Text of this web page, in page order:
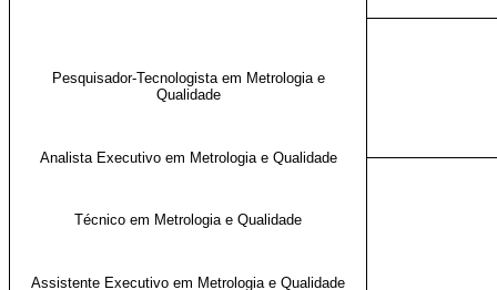
Pesquisador-Tecnologista em Metrologia e
Qualidade
Analista Executivo em Metrologia e Qualidade
Técnico em Metrologia e Qualidade
Assistente Executivo em Metrologia e Qualidade